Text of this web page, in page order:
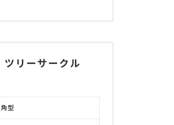
ツリーサークル
角型